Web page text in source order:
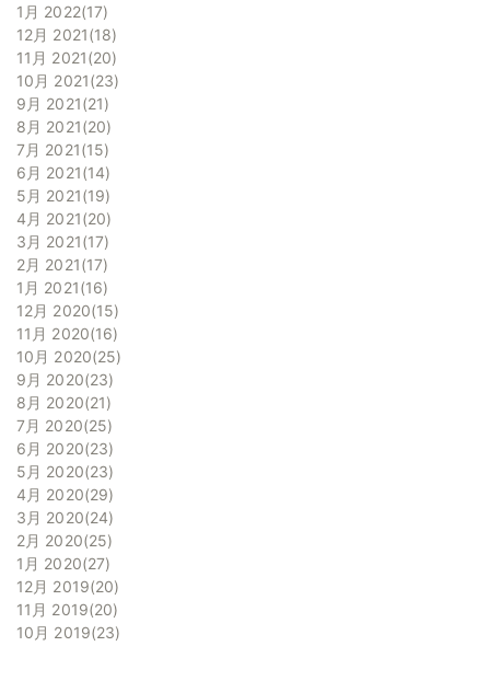
1月 2022 17
12月 2021 18
11月 2021 20
10月 2021 23
9月 2021 21
8月 2021 20
7月 2021 15
6月 2021 14
5月 2021 19
4月 2021 20
3月 2021 17
2月 2021 17
1月 2021 16
12月 2020 15
11月 2020 16
10月 2020 25
9月 2020 23
8月 2020 21
7月 2020 25
6月 2020 23
5月 2020 23
4月 2020 29
3月 2020 24
2月 2020 25
1月 2020 27
12月 2019 20
11月 2019 20
10月 2019 23